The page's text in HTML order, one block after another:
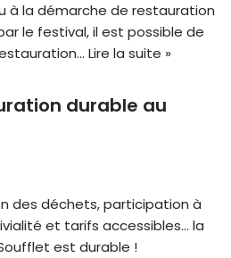
à la démarche de restauration
le festival, il est possible de
Lire la suite »
durable au
des déchets, participation à
et tarifs accessibles… la
est durable !